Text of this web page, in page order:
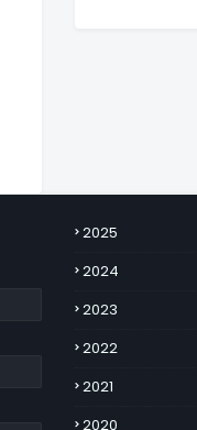
2025
2024
2023
2022
2021
2020